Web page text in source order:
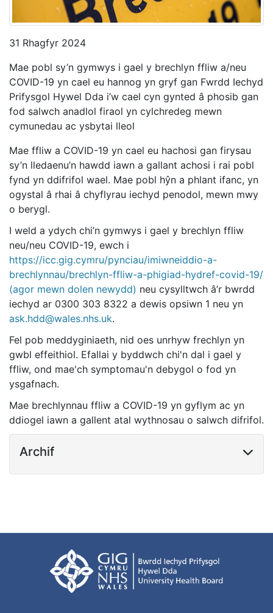
31 Rhagfyr 2024
Mae pobl sy’n gymwys i gael y brechlyn ffliw a/neu
COVID-19 yn cael eu hannog yn gryf gan Fwrdd Iechyd
Prifysgol Hywel Dda i’w cael cyn gynted â phosib gan
fod salwch anadlol firaol yn cylchredeg mewn
cymunedau ac ysbytai lleol
Mae ffliw a COVID-19 yn cael eu hachosi gan firysau
sy’n lledaenu’n hawdd iawn a gallant achosi i rai pobl
fynd yn ddifrifol wael. Mae pobl hŷn a phlant ifanc, yn
ogystal â rhai â chyflyrau iechyd penodol, mewn mwy
o berygl.
I weld a ydych chi’n gymwys i gael y brechlyn ffliw
neu/neu COVID-19, ewch i
https://icc.gig.cymru/pynciau/imiwneiddio-a-
brechlynnau/brechlyn-ffliw-a-phigiad-hydref-covid-19/
(agor mewn dolen newydd) neu cysylltwch â’r bwrdd
iechyd ar 0300 303 8322 a dewis opsiwn 1 neu yn
ask.hdd@wales.nhs.uk.
Fel pob meddyginiaeth, nid oes unrhyw frechlyn yn
gwbl effeithiol. Efallai y byddwch chi'n dal i gael y
ffliw, ond mae'ch symptomau'n debygol o fod yn
ysgafnach.
Mae brechlynnau ffliw a COVID-19 yn gyflym ac yn
ddiogel iawn a gallent atal wythnosau o salwch difrifol.
Archif